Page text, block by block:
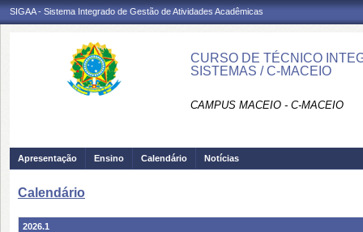
SIGAA - Sistema Integrado de Gestão de Atividades Acadêmicas
CURSO DE TÉCNICO
SISTEMAS / C-MACEIO
CAMPUS MACEIO - C-MACEIO
Apresentação Ensino Calendário Notícias
Calendário
2026.1